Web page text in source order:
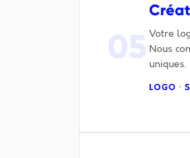
Votre
Nous
uniques.
LOGO ·